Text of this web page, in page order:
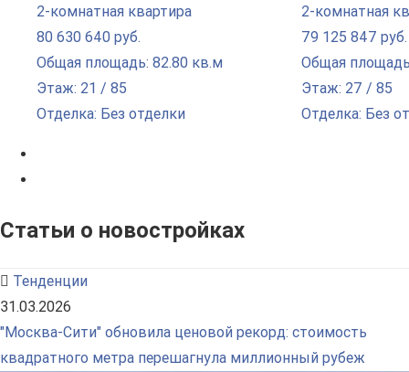
2-комнатная квартира
80 630 640 руб.
Общая площадь: 82.80 кв.м
Этаж: 21 / 85
Отделка: Без отделки
2-комнатная
79 125 847 руб.
Общая
Этаж: 27 / 85
Отделка: Без
Статьи о новостройках
Тенденции
31.03.2026
"Москва-Сити" обновила ценовой рекорд: стоимость
квадратного метра перешагнула миллионный рубеж